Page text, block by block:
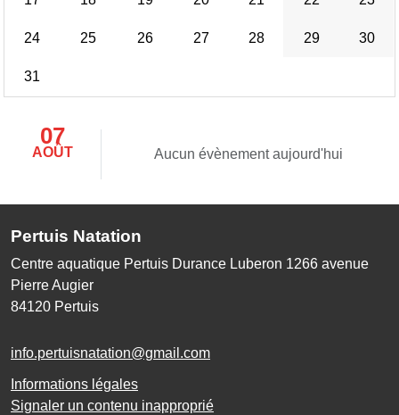
24 25 26 27 28 29 30
31
07
AOÛT Aucun évènement aujourd'hui
Pertuis Natation
Centre aquatique Pertuis Durance Luberon 1266 avenue
Pierre Augier
84120 Pertuis
info.pertuisnatation@gmail.com
Informations légales
Signaler un contenu inapproprié